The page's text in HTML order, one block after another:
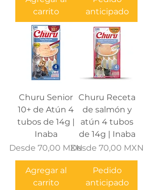
carrito
anticipado
Churu Senior
10+ de Atún 4
tubos de 14g |
Inaba
Desde 70,00 MXN
Precio de oferta
Agregar al
carrito
Churu Receta
de salmón y
atún 4 tubos
de 14g | Inaba
Desde 70,00 MXN
Precio de oferta
Pedido
anticipado